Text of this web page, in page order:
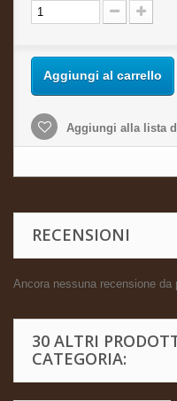
Aggiungi al carrello
Aggiungi alla lista
RECENSIONI
Ancora nessuna recensione da
30 ALTRI
CATEGORIA: